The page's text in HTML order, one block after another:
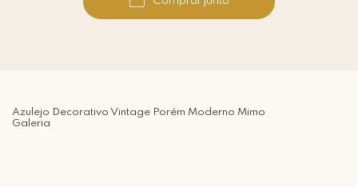
Azulejo Decorativo Vintage Porém Moderno Mimo
Galeria